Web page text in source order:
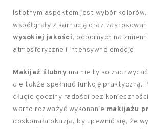
Istotnym aspektem jest wybór
współgrały z karnacją oraz
wysokiej jakości, odpornych na
atmosferyczne i intensywne emocje.
Makijaż ślubny ma nie tylko
ale także spełniać funkcję praktyczną.
długie godziny radości bez
warto rozważyć wykonanie makijażu
doskonała okazja, by upewnić się, że